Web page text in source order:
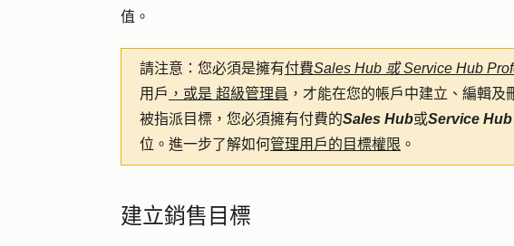
值。
請注意： 您必須是擁有付費Sales Hub 或 Service Hub
用戶 ，或是 超級管理員 ，才能在您的帳戶中建立、編輯
被指派目標，您必須擁有付費的Sales Hub或Service Hub
位。進一步了解如何管理用戶的目標權限 。
建立銷售目標